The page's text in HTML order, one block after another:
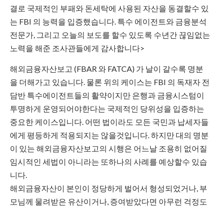
결로 국제적인 부패와 돈세탁에 사용된 자산을 동결할수 있
는 FBI 의 능력을 입증했습니다. 특수 에이전트와 금융분석
전문가, 그리고 오늘의 보도를 할수 있도록 수년간 끊임없는
노력을 해준 조사관들에게 감사합니다>
해외금융자산보고 (FBAR 와 FATCA) 가 날이 갈수록 명분
을 더해가고 있습니다. 물론 위의 케이스는 FBI 의 독재자 전
담반 특수에이전트들의 활약이지만 은행과 금융시스텀이
투명하게 운영되어야한다는 국제적인 당위성을 입증하는
중요한 케이스입니다. 어떤 법이라도 모든 국민과 납세자들
에게 평등하게 적용되지는 않을것입니다. 하지만 대의 명분
이 있는 해외금융자산보고의 시행은 어느날 조용히 없어질
임시적인 세법이 아니라는 또하나의 사례를 예상할수 있습
니다.
해외금융자산이 본인이 정당하게 벌어서 형성되었거나, 부
모님께 물려받은 유산이거나, 증여받았다면 아무런 걱정도